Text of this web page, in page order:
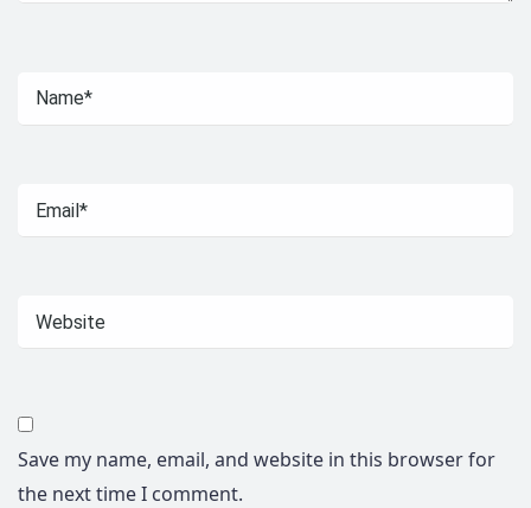
Save my name, email, and website in this browser for
the next time I comment.